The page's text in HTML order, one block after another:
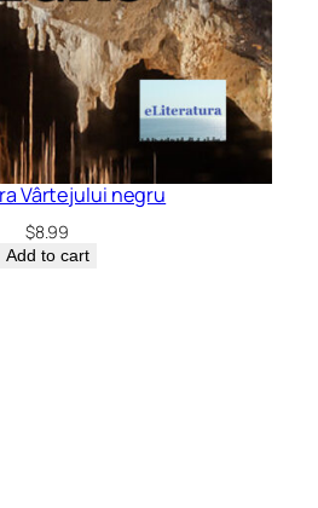
Vârtejului negru
$8.99
Add to cart